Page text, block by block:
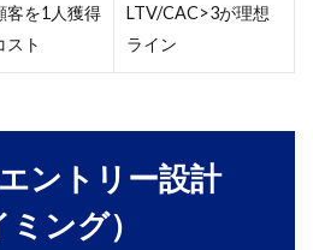
客を1人獲得
スト
LTV/CAC>3が理想
ライン
ントリー設計
ミング）